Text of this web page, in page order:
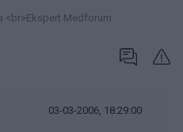
<br>Ekspert Medforum
03-03-2006, 18:29:00